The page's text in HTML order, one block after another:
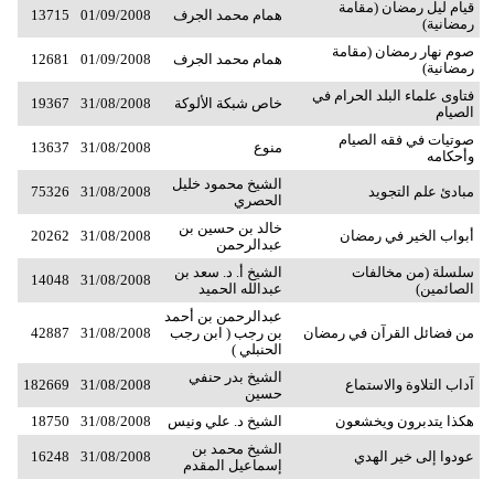
قيام ليل رمضان (مقامة
رمضانية)
همام محمد الجرف 01/09/2008
13715
صوم نهار رمضان (مقامة
رمضانية)
همام محمد الجرف 01/09/2008
12681
فتاوى علماء البلد الحرام في
الصيام
خاص شبكة الألوكة 31/08/2008
19367
صوتيات في فقه الصيام
وأحكامه
منوع 31/08/2008
13637
مبادئ علم التجويد
الشيخ محمود خليل
الحصري
31/08/2008
75326
أبواب الخير في رمضان
خالد بن حسين بن
عبدالرحمن
31/08/2008
20262
سلسلة (من مخالفات
الصائمين)
الشيخ أ. د. سعد بن
عبدالله الحميد
31/08/2008
14048
من فضائل القرآن في رمضان
عبدالرحمن بن أحمد
بن رجب ( ابن رجب
الحنبلي )
31/08/2008
42887
آداب التلاوة والاستماع
الشيخ بدر حنفي
حسين
31/08/2008
182669
هكذا يتدبرون ويخشعون الشيخ د. علي ونيس 31/08/2008
18750
عودوا إلى خير الهدي
الشيخ محمد بن
إسماعيل المقدم
31/08/2008
16248